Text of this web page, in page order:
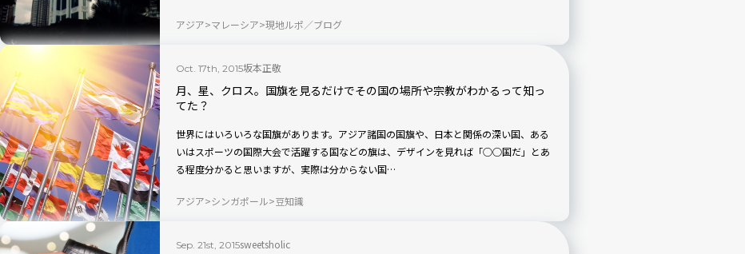
アジア マレーシア 現地ルポ／ブログ
Oct. 17th, 2015坂本正敬
月、星、クロス。国旗を見るだけでその国の場所や宗教がわかるって知っ
てた？
世界にはいろいろな国旗があります。アジア諸国の国旗や、日本と関係の深い国、ある
いはスポーツの国際大会で活躍する国などの旗は、デザインを見れば「○○国だ」とあ
る程度分かると思いますが、実際は分からない国…
アジア シンガポール 豆知識
Sep. 21st, 2015sweetsholic